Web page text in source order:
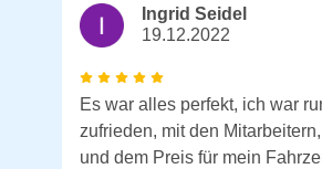
Ingrid Seidel
19.12.2022
Es war alles perfekt, ich war
zufrieden, mit den
und dem Preis für mein